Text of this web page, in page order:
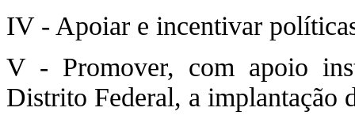
IV - Apoiar e incentivar
V - Promover, com apoio
Distrito Federal, a implantação